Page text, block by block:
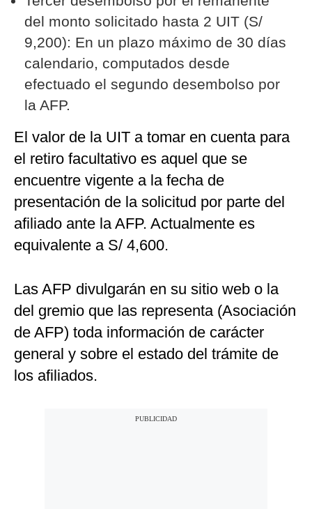
del monto solicitado hasta 2 UIT (S/
9,200): En un plazo máximo de 30 días
calendario, computados desde
efectuado el segundo desembolso por
la AFP.
El valor de la UIT a tomar en cuenta para
el retiro facultativo es aquel que se
encuentre vigente a la fecha de
presentación de la solicitud por parte del
afiliado ante la AFP. Actualmente es
equivalente a S/ 4,600.
Las AFP divulgarán en su sitio web o la
del gremio que las representa (Asociación
de AFP) toda información de carácter
general y sobre el estado del trámite de
los afiliados.